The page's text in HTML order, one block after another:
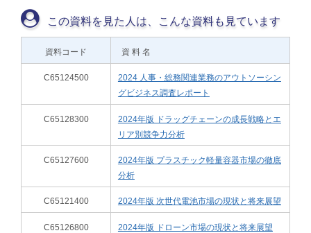
この資料を見た人は、こんな資料も見ています
資料コード 資 料 名
C65124500
2024 人事・総務関連業務のアウトソーシン
グビジネス調査レポート
C65128300
2024年版 ドラッグチェーンの成長戦略とエ
リア別競争力分析
C65127600
2024年版 プラスチック軽量容器市場の徹底
分析
C65121400 2024年版 次世代電池市場の現状と将来展望
C65126800 2024年版 ドローン市場の現状と将来展望